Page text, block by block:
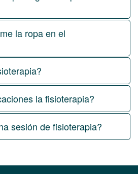
la ropa en el
la fisioterapia?
sesión de fisioterapia?